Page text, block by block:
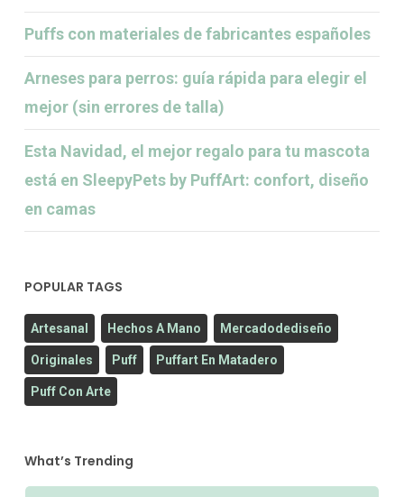
Puffs con materiales de fabricantes españoles
Arneses para perros: guía rápida para elegir el
mejor (sin errores de talla)
Esta Navidad, el mejor regalo para tu mascota
está en SleepyPets by PuffArt: confort, diseño
en camas
POPULAR TAGS
Artesanal Hechos A Mano Mercadodediseño
Originales Puff Puffart En Matadero
Puff Con Arte
What’s Trending